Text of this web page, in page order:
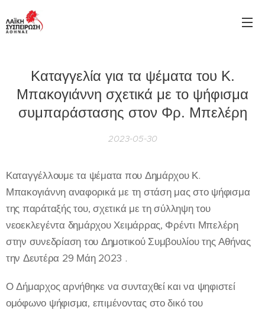
Καταγγελία για τα ψέματα του Κ.
Μπακογιάννη σχετικά με το ψήφισμα
συμπαράστασης στον Φρ. Μπελέρη
2023-05-30
Καταγγέλλουμε τα ψέματα που Δημάρχου Κ.
Μπακογιάννη αναφορικά με τη στάση μας στο ψήφισμα
της παράταξής του, σχετικά με τη σύλληψη του
νεοεκλεγέντα δημάρχου Χειμάρρας, Φρέντι Μπελέρη
στην συνεδρίαση του Δημοτικού Συμβουλίου της Αθήνας
την Δευτέρα 29 Μάη 2023 .
Ο Δήμαρχος αρνήθηκε να συνταχθεί και να ψηφιστεί
ομόφωνο ψήφισμα, επιμένοντας στο δικό του